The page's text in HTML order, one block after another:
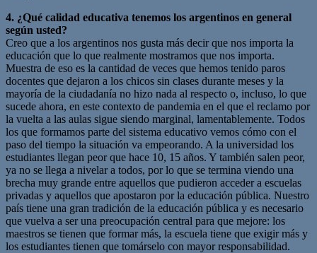
4. ¿Qué calidad educativa tenemos los argentinos en general
según usted?
Creo que a los argentinos nos gusta más decir que nos importa la
educación que lo que realmente mostramos que nos importa.
Muestra de eso es la cantidad de veces que hemos tenido paros
docentes que dejaron a los chicos sin clases durante meses y la
mayoría de la ciudadanía no hizo nada al respecto o, incluso, lo que
sucede ahora, en este contexto de pandemia en el que el reclamo por
la vuelta a las aulas sigue siendo marginal, lamentablemente. Todos
los que formamos parte del sistema educativo vemos cómo con el
paso del tiempo la situación va empeorando. A la universidad los
estudiantes llegan peor que hace 10, 15 años. Y también salen peor,
ya no se llega a nivelar a todos, por lo que se termina viendo una
brecha muy grande entre aquellos que pudieron acceder a escuelas
privadas y aquellos que apostaron por la educación pública. Nuestro
país tiene una gran tradición de la educación pública y es necesario
que vuelva a ser una preocupación central para que mejore: los
maestros se tienen que formar más, la escuela tiene que exigir más y
los estudiantes tienen que tomárselo con mayor responsabilidad.